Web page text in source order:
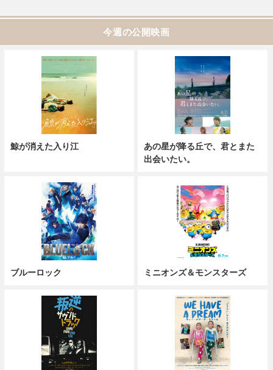
今週の公開映画
鯨が消えた入り江
あの星が降る丘で、君とまた
出会いたい。
ブルーロック ミニオンズ＆モンスターズ